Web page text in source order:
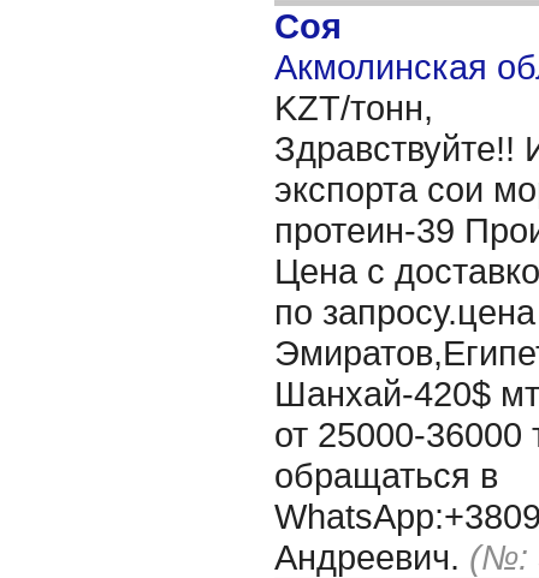
Соя
Акмолинская
KZT/тонн,
Здравствуйте!!
экспорта сои
протеин-39
Цена с
по
Шанхай-420$
от 25000-
обращаться в
Андреевич. (№: